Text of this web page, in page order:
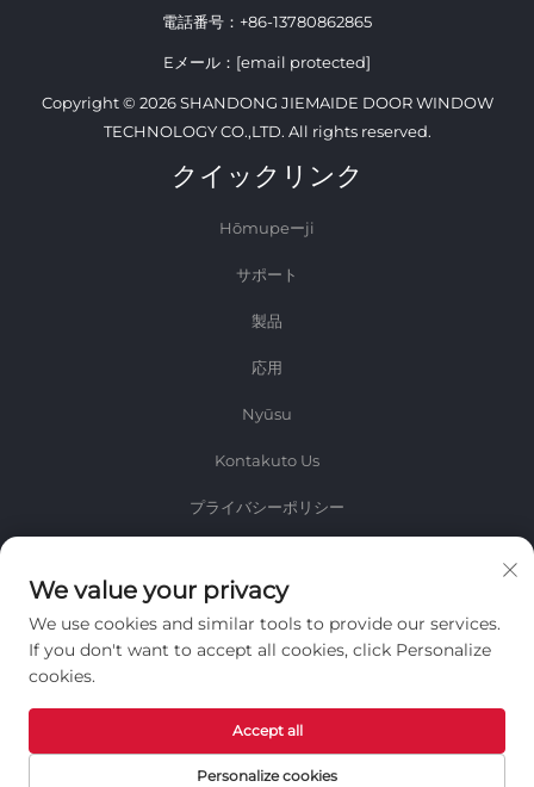
電話番号： +86-13780862865
Eメール： [email protected]
Copyright © 2026 SHANDONG JIEMAIDE DOOR WINDOW
TECHNOLOGY CO.,LTD. All rights reserved.
クイックリンク
Hōmupeーji
サポート
製品
応用
Nyūsu
Kontakuto Us
プライバシーポリシー
毎週のニュースレターを受け取るためにサインアップしてください
送信
We value your privacy
We use cookies and similar tools to provide our services.
If you don't want to accept all cookies, click Personalize
cookies.
Personalize cookies
Accept all